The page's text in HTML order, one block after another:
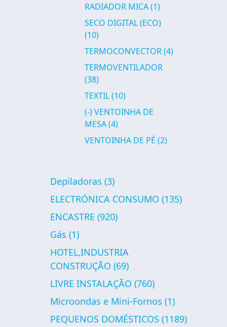
RADIADOR MICA(1)
SECO DIGITAL (ECO)
(10)
TERMOCONVECTOR(4)
TERMOVENTILADOR
(38)
TEXTIL(10)
(-)VENTOINHA DE
MESA(4)
VENTOINHA DE PÉ (2)
Depiladoras (3)
ELECTRÓNICA CONSUMO (135)
ENCASTRE (920)
Gás (1)
HOTEL,INDUSTRIA
CONSTRUÇÃO (69)
LIVRE INSTALAÇÃO (760)
Microondas e Mini-Fornos (1)
PEQUENOS DOMÉSTICOS (1189)